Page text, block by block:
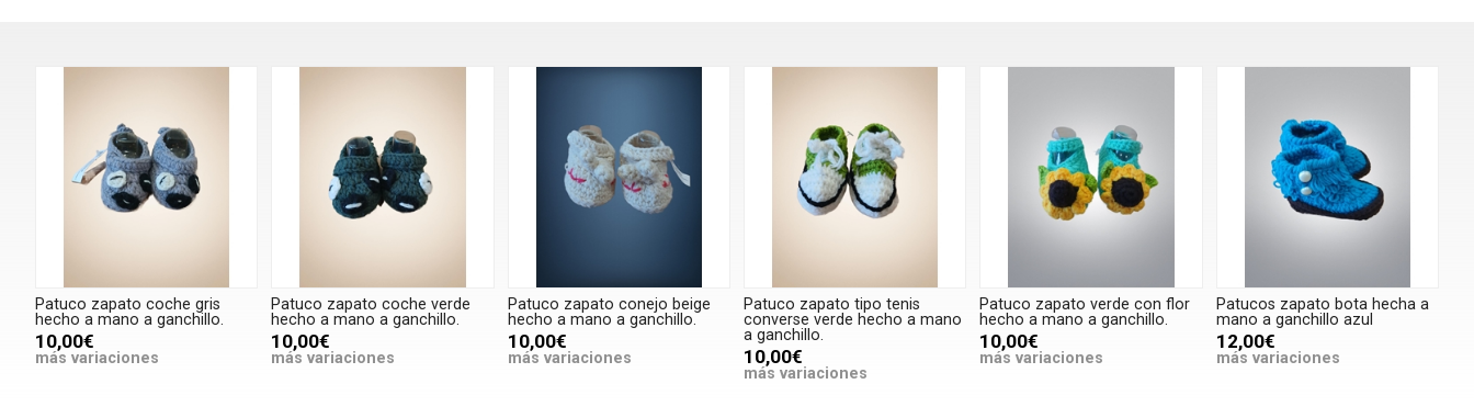
Patuco zapato coche gris
hecho a mano a ganchillo.
10,00€
más variaciones
Patuco zapato coche verde
hecho a mano a ganchillo.
10,00€
más variaciones
Patuco zapato conejo beige
hecho a mano a ganchillo.
10,00€
más variaciones
Patuco zapato tipo tenis
converse verde hecho a mano
a ganchillo.
10,00€
más variaciones
Patuco zapato verde con flor
hecho a mano a ganchillo.
10,00€
más variaciones
Patucos zapato bota hecha a
mano a ganchillo azul
12,00€
más variaciones